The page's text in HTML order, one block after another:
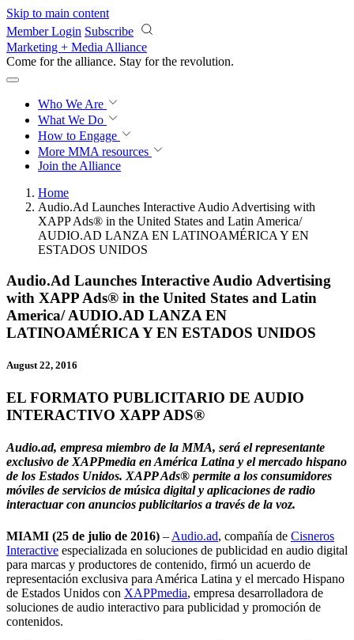
Skip to main content
Member Login Subscribe
Marketing + Media Alliance
Come for the alliance. Stay for the revolution.
Who We Are
What We Do
How to Engage
More MMA resources
Join the Alliance
Home
Audio.Ad Launches Interactive Audio Advertising with
XAPP Ads® in the United States and Latin America/
AUDIO.AD LANZA EN LATINOAMÉRICA Y EN
ESTADOS UNIDOS​
Audio.Ad Launches Interactive Audio Advertising
with XAPP Ads® in the United States and Latin
America/ AUDIO.AD LANZA EN
LATINOAMÉRICA Y EN ESTADOS UNIDOS​
August 22, 2016
EL FORMATO PUBLICITARIO DE AUDIO
INTERACTIVO XAPP ADS®
Audio.ad, empresa miembro de la MMA, será el representante
exclusivo de XAPPmedia en América Latina y el mercado hispano
de los Estados Unidos. XAPP Ads® permite a los consumidores
móviles de servicios de música digital y aplicaciones de radio
interactuar con anuncios publicitarios a través de la voz.
MIAMI (25 de julio de 2016) – Audio.ad, compañía de Cisneros
Interactive especializada en soluciones de publicidad en audio digital
para marcas y productores de contenido, firmó un acuerdo de
representación exclusiva para América Latina y el mercado Hispano
de Estados Unidos con XAPPmedia, empresa desarrolladora de
soluciones de audio interactivo para publicidad y promoción de
contenidos.